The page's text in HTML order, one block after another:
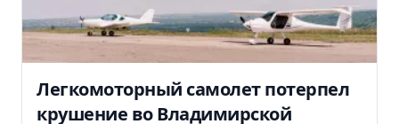
Легкомоторный самолет потерпел
крушение во Владимирской